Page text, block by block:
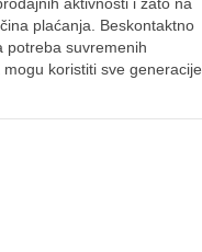
plaćanja. Beskontaktno
potreba suvremenih
koristiti sve generacije